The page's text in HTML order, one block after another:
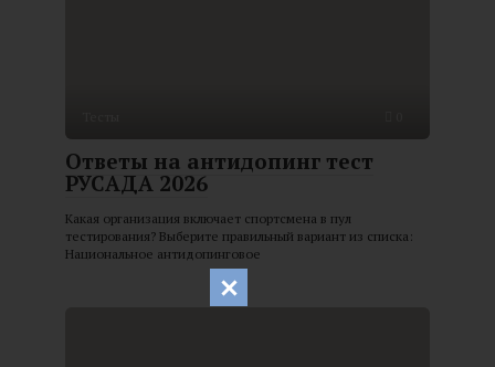
Ответы на антидопинг тест
РУСАДА 2026
Какая организация включает спортсмена в пул
тестирования? Выберите правильный вариант из списка:
Национальное антидопинговое